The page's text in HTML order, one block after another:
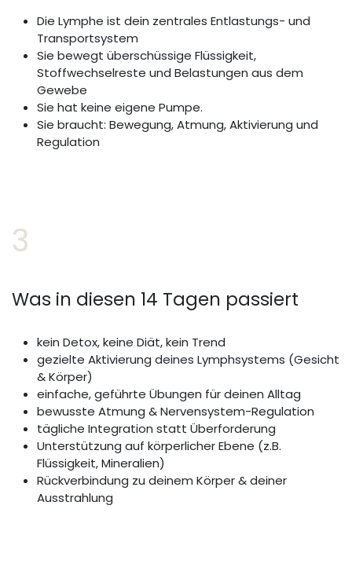
Die Lymphe ist dein zentrales Entlastungs- und
Transportsystem
Sie bewegt überschüssige Flüssigkeit,
Stoffwechselreste und Belastungen aus dem
Gewebe
Sie hat keine eigene Pumpe.
Sie braucht: Bewegung, Atmung, Aktivierung und
Regulation
3
Was in diesen 14 Tagen passiert
kein Detox, keine Diät, kein Trend
gezielte Aktivierung deines Lymphsystems (Gesicht
& Körper)
einfache, geführte Übungen für deinen Alltag
bewusste Atmung & Nervensystem-Regulation
tägliche Integration statt Überforderung
Unterstützung auf körperlicher Ebene (z.B.
Flüssigkeit, Mineralien)
Rückverbindung zu deinem Körper & deiner
Ausstrahlung